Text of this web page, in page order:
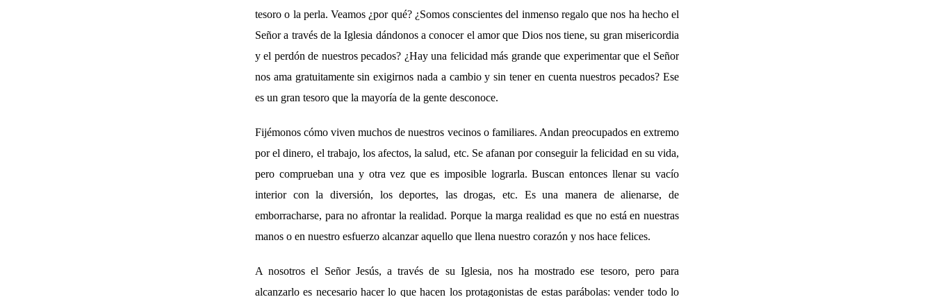
tesoro o la perla. Veamos ¿por qué? ¿Somos conscientes del inmenso regalo que nos ha hecho el
Señor a través de la Iglesia dándonos a conocer el amor que Dios nos tiene, su gran misericordia
y el perdón de nuestros pecados? ¿Hay una felicidad más grande que experimentar que el Señor
nos ama gratuitamente sin exigirnos nada a cambio y sin tener en cuenta nuestros pecados? Ese
es un gran tesoro que la mayoría de la gente desconoce.
Fijémonos cómo viven muchos de nuestros vecinos o familiares. Andan preocupados en extremo
por el dinero, el trabajo, los afectos, la salud, etc. Se afanan por conseguir la felicidad en su vida,
pero comprueban una y otra vez que es imposible lograrla. Buscan entonces llenar su vacío
interior con la diversión, los deportes, las drogas, etc. Es una manera de alienarse, de
emborracharse, para no afrontar la realidad. Porque la marga realidad es que no está en nuestras
manos o en nuestro esfuerzo alcanzar aquello que llena nuestro corazón y nos hace felices.
A nosotros el Señor Jesús, a través de su Iglesia, nos ha mostrado ese tesoro, pero para
alcanzarlo es necesario hacer lo que hacen los protagonistas de estas parábolas: vender todo lo